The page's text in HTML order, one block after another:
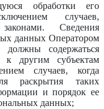
обработки его
случаев,
Сведения
данных Оператором
содержаться
к другим субъектам
случаев, когда
раскрытия таких
и порядок ее
данных;